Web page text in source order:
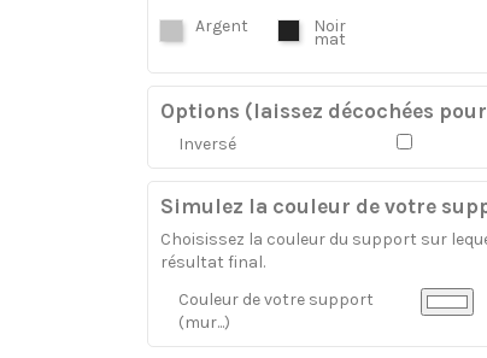
Argent Noir
mat
Options (laissez décochées
Inversé
Simulez la couleur de votre
Choisissez la couleur du support sur
résultat final.
Couleur de votre support
(mur...)